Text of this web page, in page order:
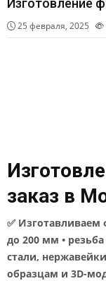
Изготовление
25 февраля, 2025
заказ в
✅
до 200 мм • резьба
стали,
образцам и 3D-